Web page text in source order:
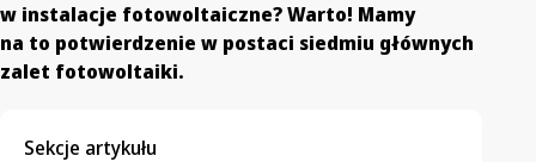
w instalacje fotowoltaiczne? Warto! Mamy
na to potwierdzenie w postaci siedmiu głównych
zalet fotowoltaiki.
Sekcje artykułu